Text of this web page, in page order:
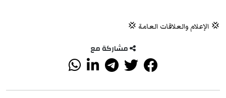
💢 الإعلام والعلاقات العامة 💢
مشاركة مع